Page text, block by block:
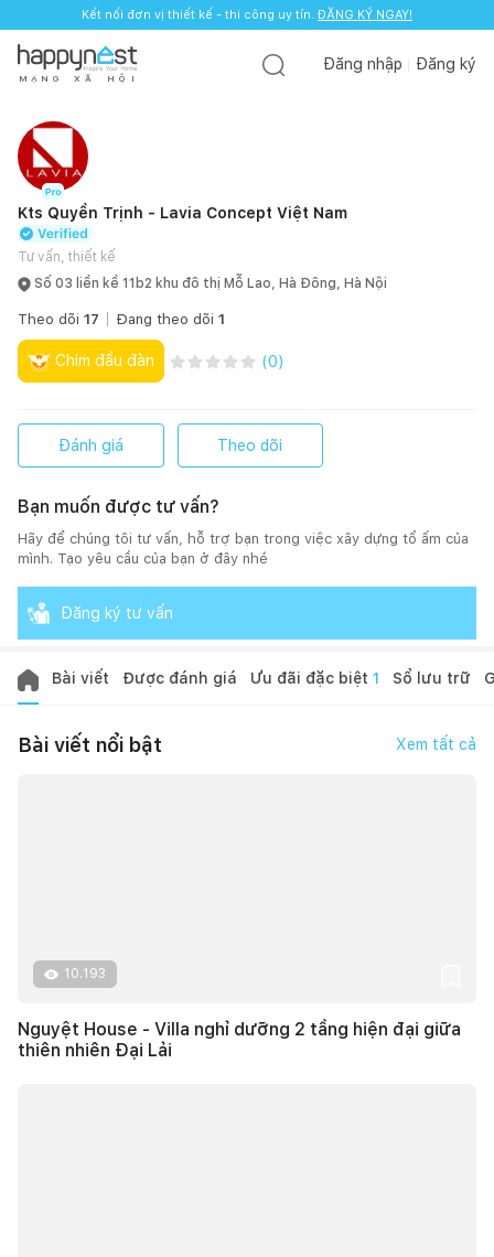
Kết nối đơn vị thiết kế - thi công uy tín. ĐĂNG KÝ NGAY!
M Ạ N G X Ã H Ộ I
Đăng nhập Đăng ký
Kts Quyền Trịnh - Lavia Concept Việt Nam
Tư vấn, thiết kế
Số 03 liền kề 11b2 khu đô thị Mỗ Lao, Hà Đông, Hà Nội
Theo dõi 17 Đang theo dõi 1
Chim đầu đàn (0)
Đánh giá Theo dõi
Bạn muốn được tư vấn?
Hãy để chúng tôi tư vấn, hỗ trợ bạn trong việc xây dựng tổ ấm của
mình. Tạo yêu cầu của bạn ở đây nhé
Đăng ký tư vấn
Bài viết Được đánh giá Ưu đãi đặc biệt 1 Sổ lưu trữ
Bài viết nổi bật Xem tất cả
10.193
Nguyệt House - Villa nghỉ dưỡng 2 tầng hiện đại giữa
thiên nhiên Đại Lải